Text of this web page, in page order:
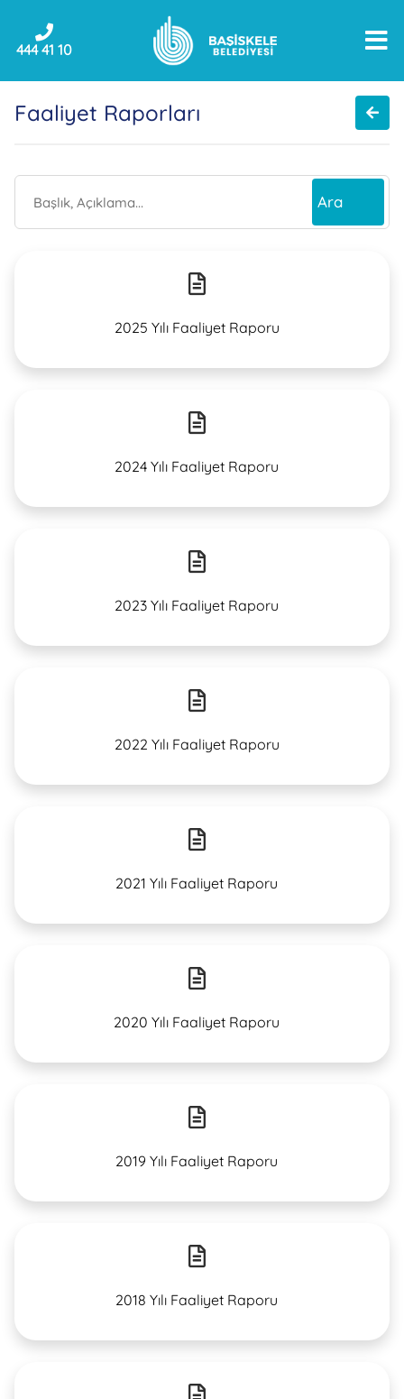
444 41 10
Faaliyet Raporları
2025 Yılı Faaliyet Raporu
2024 Yılı Faaliyet Raporu
2023 Yılı Faaliyet Raporu
2022 Yılı Faaliyet Raporu
2021 Yılı Faaliyet Raporu
2020 Yılı Faaliyet Raporu
2019 Yılı Faaliyet Raporu
2018 Yılı Faaliyet Raporu